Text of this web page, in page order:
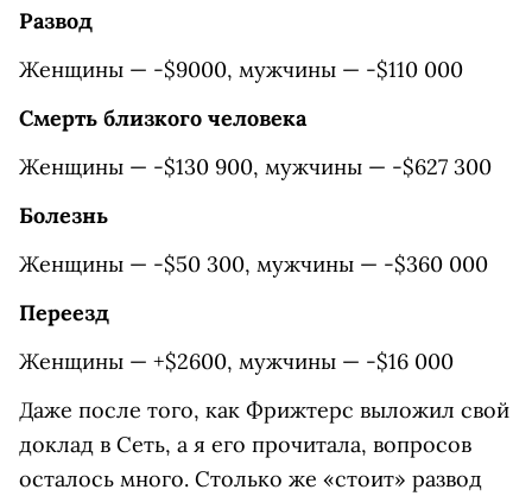
Развод
Женщины — -$9000, мужчины — -$110 000
Смерть близкого человека
Женщины — -$130 900, мужчины — -$627 300
Болезнь
Женщины — -$50 300, мужчины — -$360 000
Переезд
Женщины — +$2600, мужчины — -$16 000
Даже после того, как Фрижтерс выложил свой
доклад в Сеть, а я его прочитала, вопросов
осталось много. Столько же «стоит» развод